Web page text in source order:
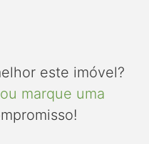
este imóvel?
marque uma